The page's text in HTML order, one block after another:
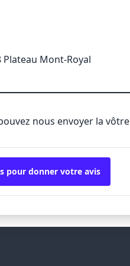
Plateau Mont-Royal
nous envoyer la vôtre
pour donner votre avis